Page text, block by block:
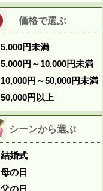
価格で選ぶ
5,000円未満
5,000円～10,000円未満
10,000円～50,000円未満
50,000円以上
シーンから選ぶ
結婚式
母の日
父の日